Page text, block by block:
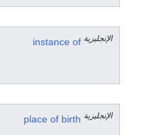
instance of الإنجليزية
place of birth الإنجليزية